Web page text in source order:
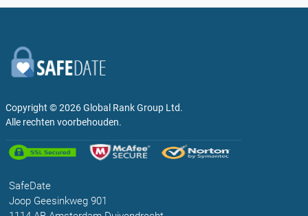
Copyright © 2026Global Rank Group Ltd.
Alle rechten voorbehouden.
SafeDate
Joop Geesinkweg 901